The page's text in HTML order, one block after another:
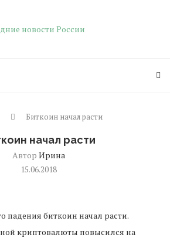
Биткоин начал расти
начал расти
Автор Ирина
15.06.2018
падения биткоин начал расти.
криптовалюты повысился на